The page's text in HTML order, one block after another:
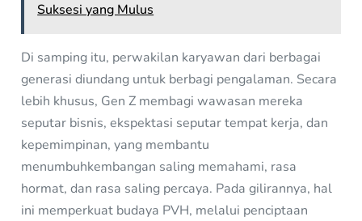
Suksesi yang Mulus
Di samping itu, perwakilan karyawan dari berbagai
generasi diundang untuk berbagi pengalaman. Secara
lebih khusus, Gen Z membagi wawasan mereka
seputar bisnis, ekspektasi seputar tempat kerja, dan
kepemimpinan, yang membantu
menumbuhkembangan saling memahami, rasa
hormat, dan rasa saling percaya. Pada gilirannya, hal
ini memperkuat budaya PVH, melalui penciptaan